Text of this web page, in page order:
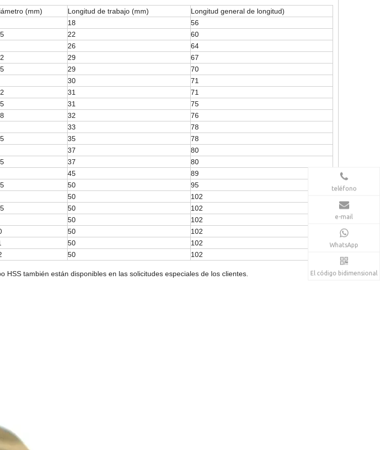
(mm) Longitud de trabajo (mm)
Longitud general de longitud)
18
56
22
60
26
64
29
67
29
70
30
71
31
71
31
75
32
76
33
78
35
78
37
80
37
80
45
89
50
95
50
102
50
102
50
102
50
102
50
102
50 102
HSS también están disponibles en las solicitudes especiales de los clientes.
teléfono
e-mail
WhatsApp
El código bidimensional